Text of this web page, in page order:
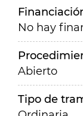
No hay
Abierto
Tipo de